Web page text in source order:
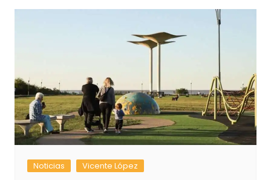
Noticias Vicente López